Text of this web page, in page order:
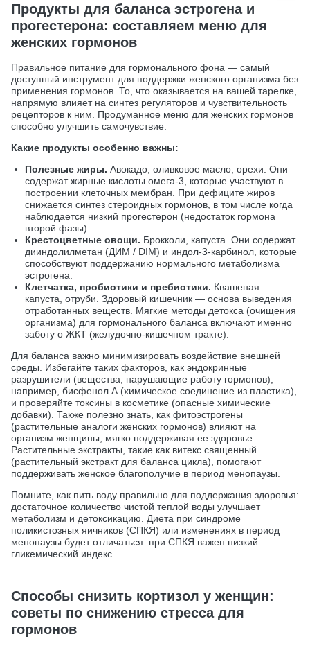
Продукты для баланса эстрогена и
прогестерона: составляем меню для
женских гормонов
Правильное питание для гормонального фона — самый
доступный инструмент для поддержки женского организма без
применения гормонов. То, что оказывается на вашей тарелке,
напрямую влияет на синтез регуляторов и чувствительность
рецепторов к ним. Продуманное меню для женских гормонов
способно улучшить самочувствие.
Какие продукты особенно важны:
Полезные жиры. Авокадо, оливковое масло, орехи. Они
содержат жирные кислоты омега-3, которые участвуют в
построении клеточных мембран. При дефиците жиров
снижается синтез стероидных гормонов, в том числе когда
наблюдается низкий прогестерон (недостаток гормона
второй фазы).
Крестоцветные овощи. Брокколи, капуста. Они содержат
дииндолилметан (ДИМ / DIM) и индол-3-карбинол, которые
способствуют поддержанию нормального метаболизма
эстрогена.
Клетчатка, пробиотики и пребиотики. Квашеная
капуста, отруби. Здоровый кишечник — основа выведения
отработанных веществ. Мягкие методы детокса (очищения
организма) для гормонального баланса включают именно
заботу о ЖКТ (желудочно-кишечном тракте).
Для баланса важно минимизировать воздействие внешней
среды. Избегайте таких факторов, как эндокринные
разрушители (вещества, нарушающие работу гормонов),
например, бисфенол А (химическое соединение из пластика),
и проверяйте токсины в косметике (опасные химические
добавки). Также полезно знать, как фитоэстрогены
(растительные аналоги женских гормонов) влияют на
организм женщины, мягко поддерживая ее здоровье.
Растительные экстракты, такие как витекс священный
(растительный экстракт для баланса цикла), помогают
поддерживать женское благополучие в период менопаузы.
Помните, как пить воду правильно для поддержания здоровья:
достаточное количество чистой теплой воды улучшает
метаболизм и детоксикацию. Диета при синдроме
поликистозных яичников (СПКЯ) или изменениях в период
менопаузы будет отличаться: при СПКЯ важен низкий
гликемический индекс.
Способы снизить кортизол у женщин:
советы по снижению стресса для
гормонов